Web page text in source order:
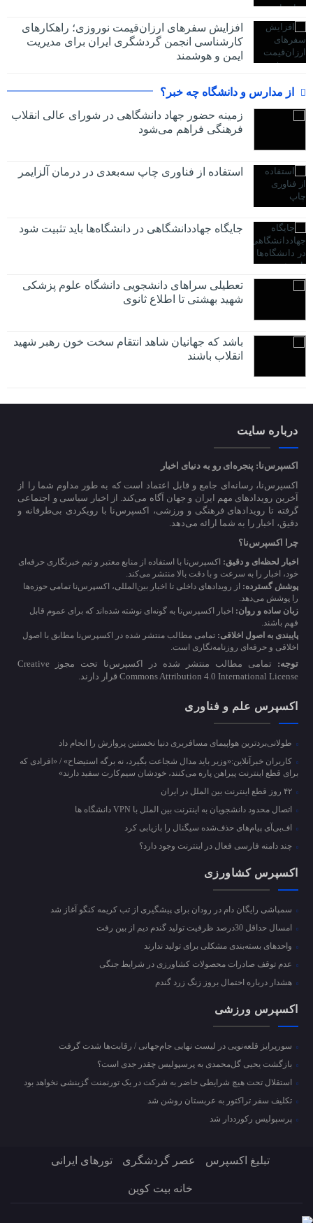
افزایش سفرهای ارزان‌قیمت نوروزی؛ راهکارهای
کارشناسی انجمن گردشگری ایران برای مدیریت
ایمن و هوشمند
از مدارس و دانشگاه چه خبر؟
زمینه حضور جهاد دانشگاهی در شورای عالی انقلاب
فرهنگی فراهم می‌شود
استفاده از فناوری چاپ سه‌بعدی در درمان آلزایمر
جایگاه جهاددانشگاهی در دانشگاه‌ها باید تثبیت شود
تعطیلی سراهای دانشجویی دانشگاه علوم پزشکی
شهید بهشتی تا اطلاع ثانوی
باشد که جهانیان شاهد انتقام سخت خون رهبر شهید
انقلاب باشند
درباره سایت
اکسپرس‌نا: پنجره‌ای رو به دنیای اخبار
اکسپرس‌نا، رسانه‌ای جامع و قابل اعتماد است که به طور مداوم شما را از
آخرین رویدادهای مهم ایران و جهان آگاه می‌کند. از اخبار سیاسی و اجتماعی
گرفته تا رویدادهای فرهنگی و ورزشی، اکسپرس‌نا با رویکردی بی‌طرفانه و
دقیق، اخبار را به شما ارائه می‌دهد.
چرا اکسپرس‌نا؟
اخبار لحظه‌ای و دقیق: اکسپرس‌نا با استفاده از منابع معتبر و تیم خبرنگاری حرفه‌ای
خود، اخبار را به سرعت و با دقت بالا منتشر می‌کند.
پوشش گسترده: از رویدادهای داخلی تا اخبار بین‌المللی، اکسپرس‌نا تمامی حوزه‌ها
را پوشش می‌دهد.
زبان ساده و روان: اخبار اکسپرس‌نا به گونه‌ای نوشته شده‌اند که برای عموم قابل
فهم باشند.
پایبندی به اصول اخلاقی: تمامی مطالب منتشر شده در اکسپرس‌نا مطابق با اصول
اخلاقی و حرفه‌ای روزنامه‌نگاری است.
توجه:
تمامی مطالب منتشر شده در اکسپرس‌نا تحت مجوز Creative
Commons Attribution 4.0 International License قرار دارند.
اکسپرس علم و فناوری
طولانی‌بردترین هواپیمای مسافربری دنیا نخستین پروازش را انجام داد
کاربران خبرآنلاین:«وزیر باید مدال شجاعت بگیرد، نه برگه استیضاح» / «افرادی که
برای قطع اینترنت پیراهن پاره می‌کنند، خودشان سیم‌کارت سفید دارند»
۴۲ روز قطع اینترنت بین الملل در ایران
اتصال محدود دانشجویان به اینترنت بین الملل با VPN دانشگاه ها
اف‌بی‌آی پیام‌های حذف‌شده سیگنال را بازیابی کرد
چند دامنه فارسی فعال در اینترنت وجود دارد؟
اکسپرس کشاورزی
سمپاشی رایگان دام در رودان برای پیشگیری از تب کریمه کنگو آغاز شد
امسال حداقل 30درصد ظرفیت تولید گندم دیم از بین رفت
واحد‌های بسته‌بندی مشکلی برای تولید ندارند
عدم توقف صادرات محصولات کشاورزی در شرایط جنگی
هشدار درباره احتمال بروز زنگ زرد گندم
اکسپرس ورزشی
سورپرایز قلعه‌نویی در لیست نهایی جام‌جهانی / رقابت‌ها شدت گرفت
بازگشت یحیی گل‌محمدی به پرسپولیس چقدر جدی است؟
استقلال تحت هیچ شرایطی حاضر به شرکت در یک تورنمنت گزینشی نخواهد بود
تکلیف سفر تراکتور به عربستان روشن شد
پرسپولیس رکورددار شد
تبلیغ اکسپرس عصر گردشگری تورهای ایرانی
خانه بیت کوین